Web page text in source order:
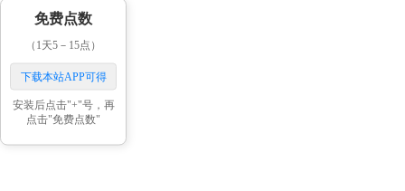
免费点数
（1天5－15点）
下载本站APP可得
安装后点击"+"号，再
点击"免费点数"